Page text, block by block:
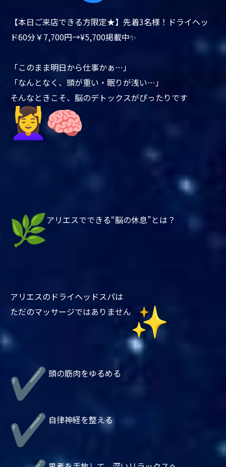
【本日ご来店できる方限定★】先着3名様！ドライヘッ
ド60分￥7,700円→¥5,700掲載中✨
「このまま明日から仕事かぁ…」
「なんとなく、頭が重い・眠りが浅い…」
そんなときこそ、脳のデトックスがぴったりです
アリエスでできる“脳の休息”とは？
アリエスのドライヘッドスパは
ただのマッサージではありません
頭の筋肉をゆるめる
自律神経を整える